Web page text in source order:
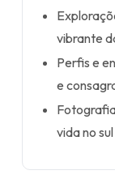
vibrante
Perfis e
e
vida no